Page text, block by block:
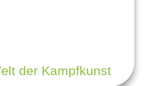
der Kampfkunst